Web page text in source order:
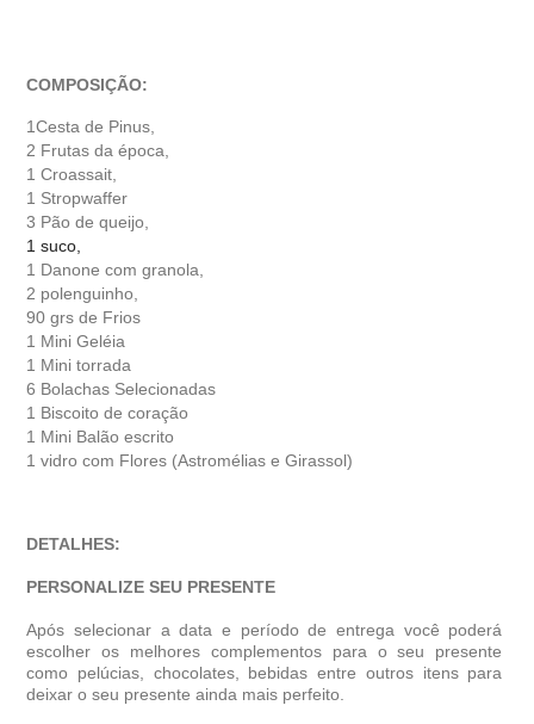
COMPOSIÇÃO:
1Cesta de Pinus,
2 Frutas da época,
1 Croassait,
1 Stropwaffer
3 Pão de queijo,
1 suco,
1 Danone com granola,
2 polenguinho,
90 grs de Frios
1 Mini Geléia
1 Mini torrada
6 Bolachas Selecionadas
1 Biscoito de coração
1 Mini Balão escrito
1 vidro com Flores (Astromélias e Girassol)
DETALHES:
PERSONALIZE SEU PRESENTE
Após selecionar a data e período de entrega você poder
escolher os melhores complementos para o seu presente
como pelúcias, chocolates, bebidas entre outros itens para
deixar o seu presente ainda mais perfeito.